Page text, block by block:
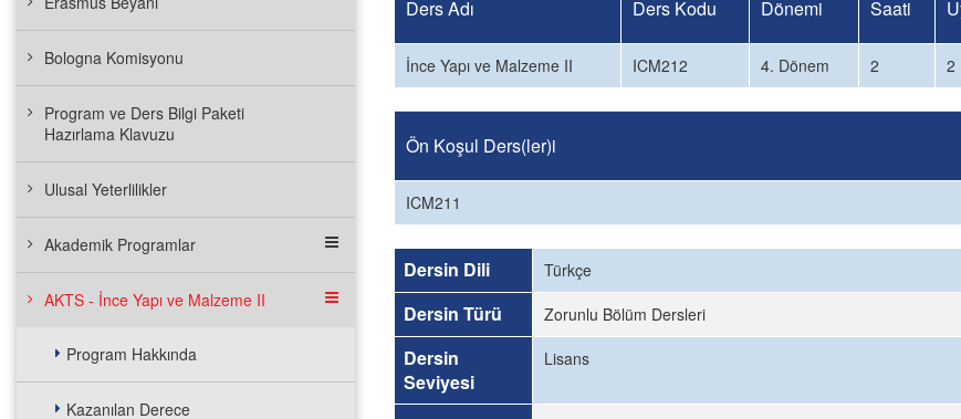
Bologna Komisyonu
Program ve Ders Bilgi Paketi
Hazırlama Klavuzu
Ulusal Yeterlilikler
Akademik Programlar
AKTS - İnce Yapı ve Malzeme II
Program Hakkında
Kazanılan Derece
Ders Adı Ders Kodu Dönemi Saati
İnce Yapı ve Malzeme II ICM212 4. Dönem 2 2
Ön Koşul Ders(ler)i
ICM211
Dersin Dili Türkçe
Dersin Türü Zorunlu Bölüm Dersleri
Dersin
Seviyesi
Lisans